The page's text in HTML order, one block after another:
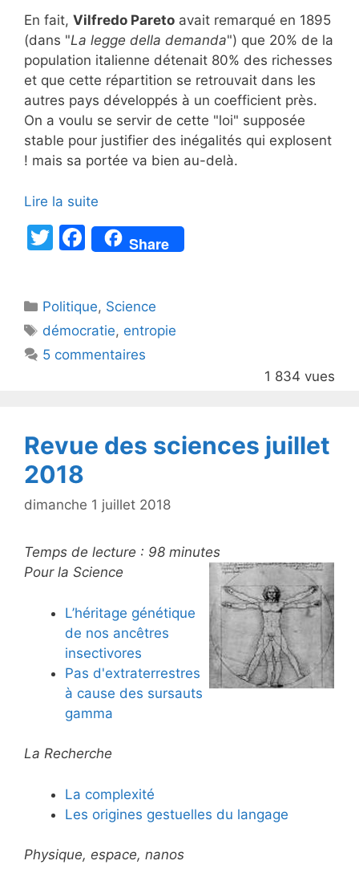
En fait, Vilfredo Pareto avait remarqué en 1895
(dans "La legge della demanda") que 20% de la
population italienne détenait 80% des richesses
et que cette répartition se retrouvait dans les
autres pays développés à un coefficient près.
On a voulu se servir de cette "loi" supposée
stable pour justifier des inégalités qui explosent
! mais sa portée va bien au-delà.
Lire la suite
T
er
F
a
e
b
o
Share
Catégories
Politique, Science
Étiquettes
démocratie, entropie
5 commentaires
1 834 vues
Revue des sciences juillet
2018
dimanche 1 juillet 2018
Temps de lecture : 98 minutes
Pour la Science
L’héritage génétique
de nos ancêtres
insectivores
Pas d'extraterrestres
à cause des sursauts
gamma
La Recherche
La complexité
Les origines gestuelles du langage
Physique, espace, nanos